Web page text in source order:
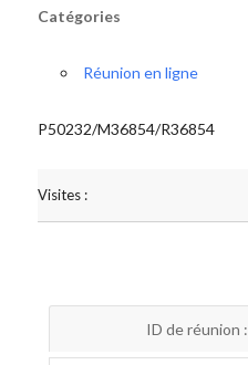
Catégories
Réunion en ligne
P50232/M36854/R36854
Visites :
ID de réunion :